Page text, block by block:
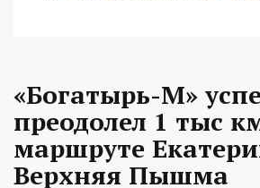
«Богатырь-М»
преодолел 1 тыс
маршруте
Верхняя Пышма